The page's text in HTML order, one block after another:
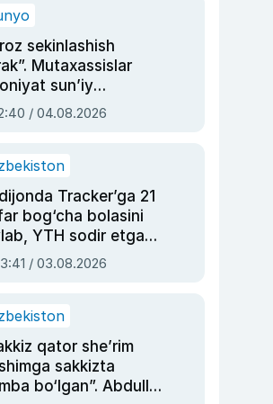
sekinlashish
Mutaxassislar
sun’iy
boshqara
qolishidan xavotir
/ 04.08.2026
Tracker’ga 21
bog‘cha bolasini
YTH sodir etgan
sud hukmi o‘qildi
/ 03.08.2026
qator she’rim
sakkizta
bo‘lgan”. Abdulla